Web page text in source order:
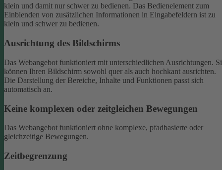
klein und damit nur schwer zu bedienen. Das Bedienelement zum
Einblenden von zusätzlichen Informationen in Eingabefeldern ist zu
klein und schwer zu bedienen.
Ausrichtung des Bildschirms
Das Webangebot funktioniert mit unterschiedlichen Ausrichtungen.
können Ihren Bildschirm sowohl quer als auch hochkant ausrichten.
Die Darstellung der Bereiche, Inhalte und Funktionen passt sich
automatisch an.
Keine komplexen oder zeitgleichen Bewegungen
Das Webangebot funktioniert ohne komplexe, pfadbasierte oder
gleichzeitige Bewegungen.
Zeitbegrenzung